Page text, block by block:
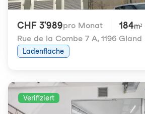
CHF 3'989pro Monat 184m²
Rue de la Combe 7 A, 1196 Gland
Ladenfläche
Verifiziert